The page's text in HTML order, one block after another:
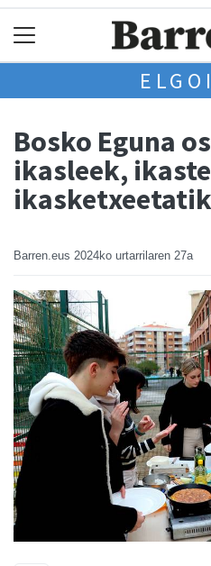
Bosko Eguna
ikasleek,
Barren.eus 2024ko urtarrilaren 27a